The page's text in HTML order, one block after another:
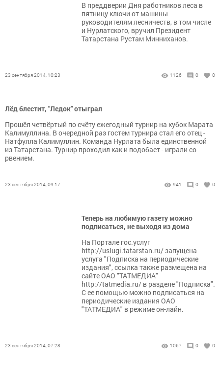
В преддверии Дня работников леса в
пятницу ключи от машины
руководителям лесничеств, в том числе
и Нурлатского, вручил Президент
Татарстана Рустам Минниханов.
23 сентября 2014, 10:23 1126 0 0
Лёд блестит, "Ледок" отыграл
Прошёл четвёртый по счёту ежегодный турнир на кубок Марата
Калимуллина. В очередной раз гостем турнира стал его отец -
Натфулла Калимуллин. Команда Нурлата была единственной
из Татарстана. Турнир проходил как и подобает - играли со
рвением.
23 сентября 2014, 09:17 941 0 0
Теперь на любимую газету можно
подписаться, не выходя из дома
На Портале гос.услуг
http://uslugi.tatarstan.ru/ запущена
услуга "Подписка на периодические
издания", ссылка также размещена на
сайте ОАО "ТАТМЕДИА"
http://tatmedia.ru/ в разделе "Подписка".
С ее помощью можно подписаться на
периодические издания ОАО
"ТАТМЕДИА" в режиме он-лайн.
23 сентября 2014, 07:28 1067 0 0